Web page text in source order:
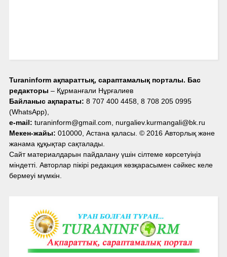
Turaninform ақпараттық, сараптамалық порталы. Бас
редакторы – Құрманғали Нұрғалиев
Байланыс ақпараты: 8 707 400 4458, 8 708 205 0995
(WhatsApp),
e-mail: turaninform@gmail.com, nurgaliev.kurmangali@bk.ru
Мекен-жайы: 010000, Астана қаласы. © 2016 Авторлық және
жанама құқықтар сақталады.
Сайт материалдарын пайдалану үшін сілтеме көрсетуіңіз
міндетті. Авторлар пікірі редакция көзқарасымен сәйкес келе
бермеуі мүмкін.